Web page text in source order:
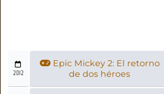
2012
Epic Mickey 2: El retorno
de dos héroes